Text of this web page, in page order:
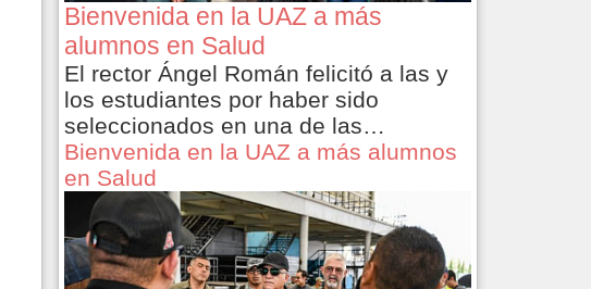
Bienvenida en la UAZ a más
alumnos en Salud
El rector Ángel Román felicitó a las y
los estudiantes por haber sido
seleccionados en una de las…
Bienvenida en la UAZ a más alumnos
en Salud